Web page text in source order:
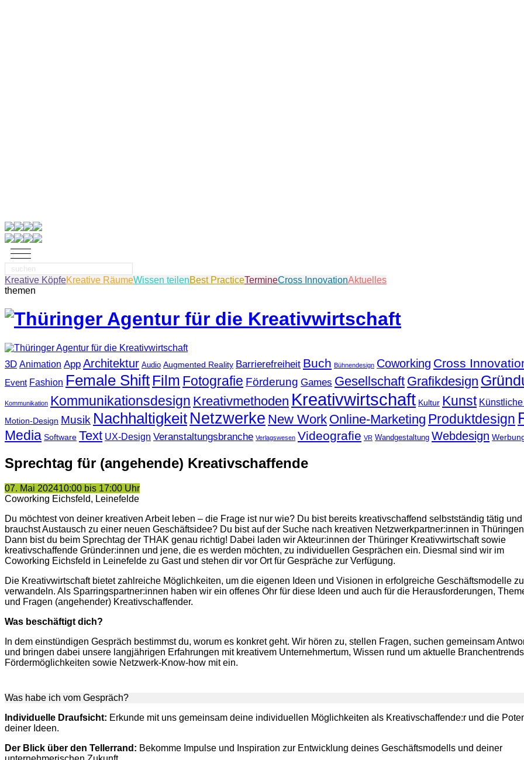
Suche
nach:
Kreative KöpfeKreative RäumeWissen teilenBest PracticeTermineCross InnovationAktuelles
themen
3D Animation App Architektur Audio Augmented Reality Barrierefreiheit Buch Bühnendesign Coworking Cross
Event Fashion Female Shift Film Fotografie Förderung Games Gesellschaft Grafikdesign
Kommunikation Kommunikationsdesign Kreativmethoden Kreativwirtschaft Kultur Kunst
Motion-Design Musik Nachhaltigkeit Netzwerke New Work Online-Marketing Produktdesign
Media Software Text UX-Design Veranstaltungsbranche Verlagswesen Videografie VR Wandgestaltung Webdesign
Sprechtag für (angehende) Kreativschaffende
07. Mai 202410:00 bis 17:00 Uhr
Coworking Eichsfeld, Leinefelde
Du möchtest von deiner kreativen Arbeit leben – die Frage ist nur wie? Du bist bereits kreativschaffend selbstständig tätig und
brauchst Austausch zu einer neuen Geschäftsidee? Du bist auf der Suche nach kreativen Netzwerkpartner:innen in
Dann bist du beim Sprechtag der THAK genau richtig! Dabei laden wir Akteur:innen der Thüringer Kreativwirtschaft sowie
kreativschaffende Gründer:innen und jene, die es werden möchten, zu individuellen Gesprächen ein. Diesmal sind wir im
Coworking Eichsfeld in Leinefelde zu Gast und stehen dir vor Ort für Gespräche zur Verfügung.
Die Kreativwirtschaft bietet zahlreiche Möglichkeiten, um die eigenen Ideen und Visionen in erfolgreiche Geschäftsmodelle zu
verwandeln. Als Sparringspartner:innen haben wir ein offenes Ohr für diese Ideen und auch für die Herausforderungen,
und Fragen (angehender) Kreativschaffender.
Was beschäftigt dich?
In dem einstündigen Gespräch bestimmst du, worum es konkret geht. Wir hören zu, stellen Fragen, suchen gemeinsam
und bringen dabei unsere langjährigen Erfahrungen mit kreativem Unternehmertum, Wissen rund um aktuelle
Fördermöglichkeiten sowie Netzwerk-Know-how mit ein.
Was habe ich vom Gespräch?
Individuelle Draufsicht: Erkunde mit uns gemeinsam deine individuellen Möglichkeiten als Kreativschaffende:r und die
deiner Ideen.
Der Blick über den Tellerrand: Bekomme Impulse und Inspiration zur Entwicklung deines Geschäftsmodells und deiner